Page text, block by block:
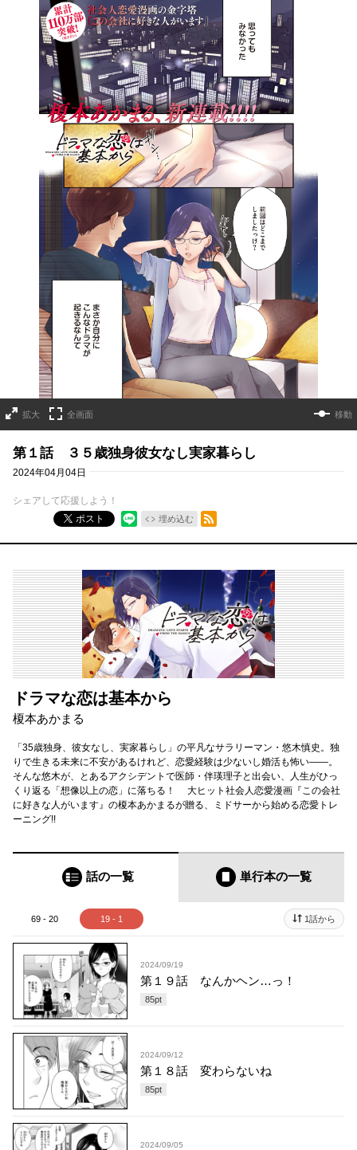
拡大 全画面 移動
第１話 ３５歳独身彼女なし実家暮らし
2024年04月04日
シェアして応援しよう！
ポスト
埋め込む
RSSフィード
ドラマな恋は基本から
榎本あかまる
「35歳独身、彼女なし、実家暮らし」の平凡なサラリーマン・悠木慎史。独
りで生きる未来に不安があるけれど、恋愛経験は少ないし婚活も怖い――。
そんな悠木が、とあるアクシデントで医師・伴瑛理子と出会い、人生がひっ
くり返る「想像以上の恋」に落ちる！ 大ヒット社会人恋愛漫画『この会社
に好きな人がいます』の榎本あかまるが贈る、ミドサーから始める恋愛トレ
ーニング!!
話の一覧 単行本の一覧
69 - 20 19 - 1 1話から
2024/09/19
第１９話 なんかヘン…っ！
85pt
2024/09/12
第１８話 変わらないね
85pt
2024/09/05